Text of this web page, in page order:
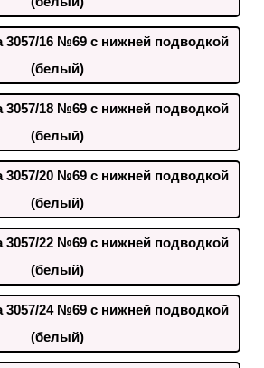
3057/16 №69 с нижней подводкой
(белый)
3057/18 №69 с нижней подводкой
(белый)
3057/20 №69 с нижней подводкой
(белый)
3057/22 №69 с нижней подводкой
(белый)
3057/24 №69 с нижней подводкой
(белый)